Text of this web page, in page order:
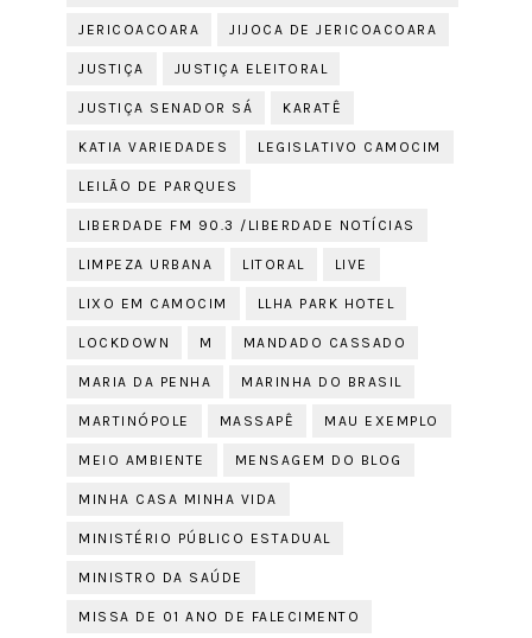
JERICOACOARA JIJOCA DE JERICOACOARA
JUSTIÇA JUSTIÇA ELEITORAL
JUSTIÇA SENADOR SÁ KARATÊ
KATIA VARIEDADES LEGISLATIVO CAMOCIM
LEILÃO DE PARQUES
LIBERDADE FM 90.3 /LIBERDADE NOTÍCIAS
LIMPEZA URBANA LITORAL LIVE
LIXO EM CAMOCIM LLHA PARK HOTEL
LOCKDOWN M MANDADO CASSADO
MARIA DA PENHA MARINHA DO BRASIL
MARTINÓPOLE MASSAPÊ MAU EXEMPLO
MEIO AMBIENTE MENSAGEM DO BLOG
MINHA CASA MINHA VIDA
MINISTÉRIO PÚBLICO ESTADUAL
MINISTRO DA SAÚDE
MISSA DE 01 ANO DE FALECIMENTO